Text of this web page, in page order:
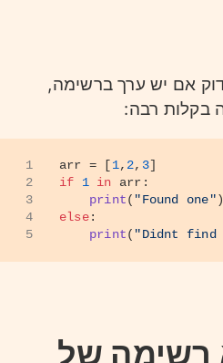
אם יש ערך ברשימה,
בקלות רבה:
1
2
3
4
5
arr = [1, 2, 3]
if
1 in arr:
print( "Found one")
else:
print( "Didnt find
רשימה של